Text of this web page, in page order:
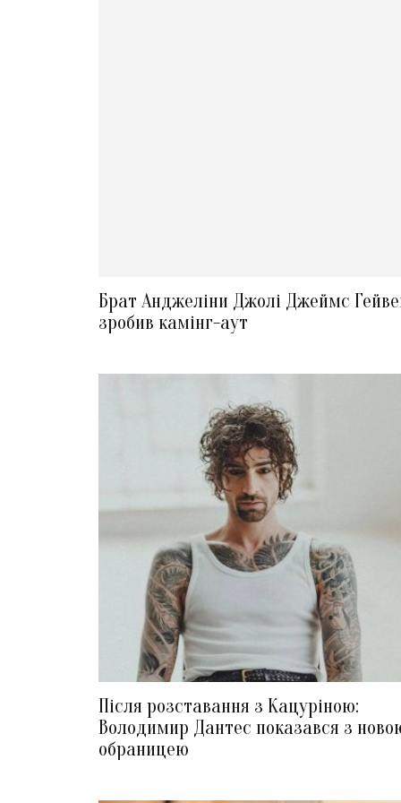
Брат Анджеліни Джолі Джеймс
зробив камінг-аут
Після розставання з Кацуріною:
Володимир Дантес показався з
обраницею